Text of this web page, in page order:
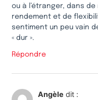
ou à l’étranger, dans
rendement et de
sentiment un peu vain
« dur ».
Répondre
Angèle dit :